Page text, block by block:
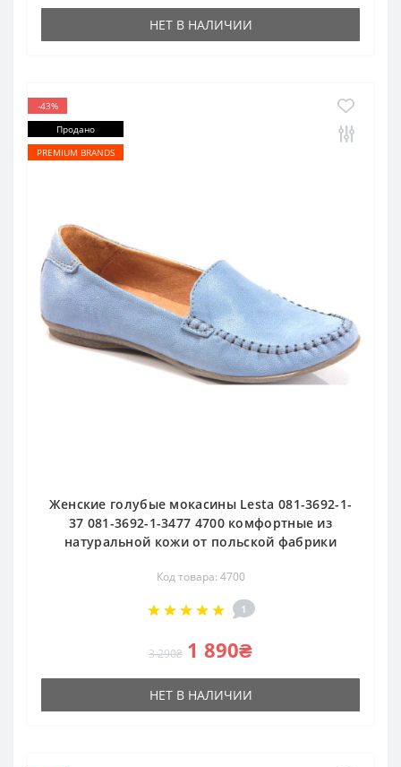
НЕТ В НАЛИЧИИ
-43%
Продано
PREMIUM BRANDS
Женские голубые мокасины Lesta 081-3692-1-
37 081-3692-1-3477 4700 комфортные из
натуральной кожи от польской фабрики
Код товара: 4700
1
3 290₴ 1 890₴
НЕТ В НАЛИЧИИ